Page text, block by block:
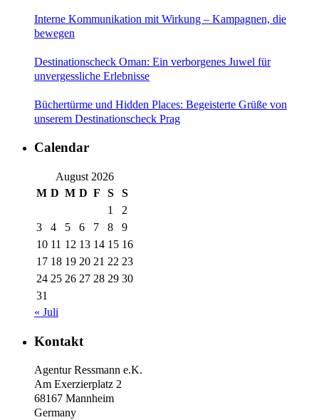
Interne Kommunikation mit Wirkung – Kampagnen, die
bewegen
Destinationscheck Oman: Ein verborgenes Juwel für
unvergessliche Erlebnisse
Büchertürme und Hidden Places: Begeisterte Grüße von
unserem Destinationscheck Prag
Calendar
August 2026
M D M D F S
S
1
2
3
4 5 6 7 8
9
10 11 12 13 14 15 16
17 18 19 20 21 22 23
24 25 26 27 28 29 30
31
« Juli
Kontakt
Agentur Ressmann e.K.
Am Exerzierplatz 2
68167 Mannheim
Germany